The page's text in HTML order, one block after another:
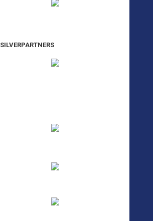
SILVERPARTNERS